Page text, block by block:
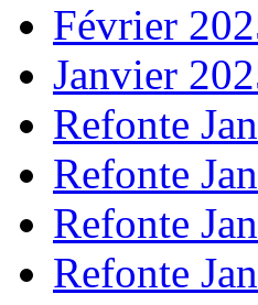
Février
Janvier
Refonte
Refonte
Refonte
Refonte